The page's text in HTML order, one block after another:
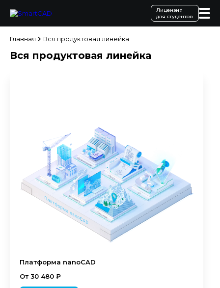
Лицензия
для студентов
Главная Вся продуктовая линейка
Вся продуктовая линейка
Платформа nanoCAD
От 30 480 ₽